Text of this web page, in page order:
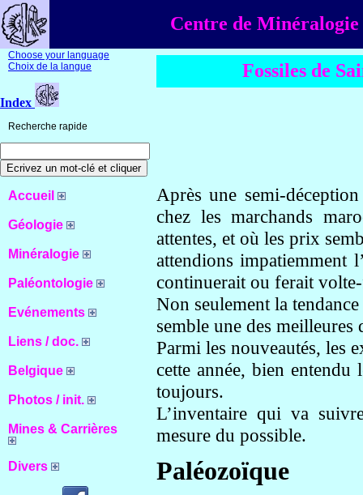
Centre de Minéralogie
Choose your language
Choix de la langue
Index
Recherche rapide
Accueil
Géologie
Minéralogie
Paléontologie
Evénements
Liens / doc.
Belgique
Photos / init.
Mines & Carrières
Divers
Fossiles de
Après une semi-
chez les marchands
attentes, et où les prix
attendions impatiemment
continuerait ou ferait
Non seulement la
semble une des
Parmi les nouveautés, les
cette année, bien entendu
toujours.
L’inventaire qui va
mesure du possible.
Paléozoïque